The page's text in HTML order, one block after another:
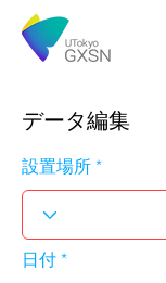
データ編集
設置場所
日付 *r